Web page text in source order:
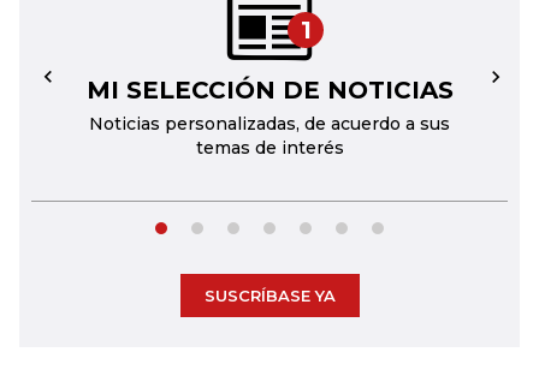
1
MI SELECCIÓN DE NOTICIAS
Noticias personalizadas, de acuerdo a sus
temas de interés
← →
SUSCRÍBASE YA